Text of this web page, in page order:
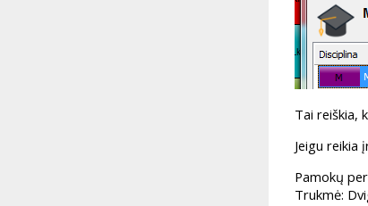
Tai reiškia,
Jeigu reikia
Pamokų
Trukmė: